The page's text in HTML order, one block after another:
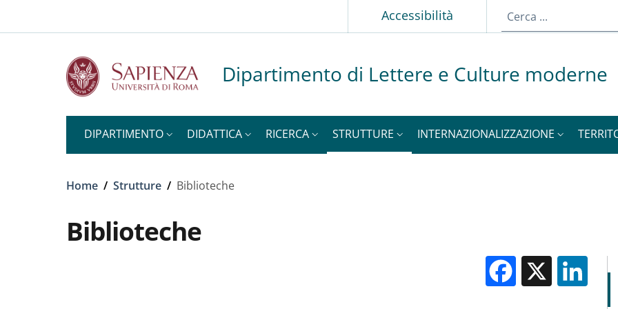
Accessibilità
Dipartimento di Lettere e Culture moderne
DIPARTIMENTO DIDATTICA RICERCA STRUTTURE INTERNAZIONALIZZAZIONE
Briciole di pane
Home / Strutture / Biblioteche
Biblioteche
Facebook
X